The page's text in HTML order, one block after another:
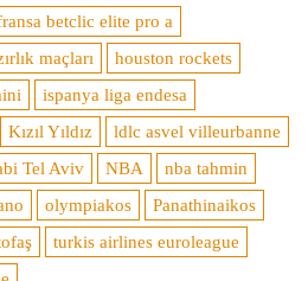
betclic elite pro a
maçları
houston rockets
ispanya liga endesa
Kızıl Yıldız
ldlc asvel villeurbanne
Tel Aviv NBA
nba tahmin
olympiakos
Panathinaikos
turkis airlines euroleague